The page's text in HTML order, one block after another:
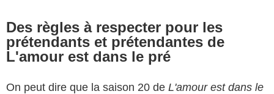
Des règles à respecter pour les
prétendants et prétendantes de
L'amour est dans le pré
On peut dire que la saison 20 de L'amour est dans le